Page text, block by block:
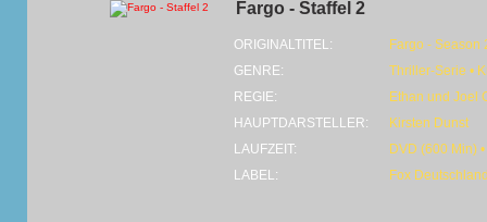
Fargo - Staffel 2
ORIGINALTITEL:
Fargo - Season
GENRE:
Thriller-Serie •
REGIE:
Ethan und Joel
HAUPTDARSTELLER:
Kirsten Dunst
LAUFZEIT:
DVD (600 Min)
LABEL:
Fox